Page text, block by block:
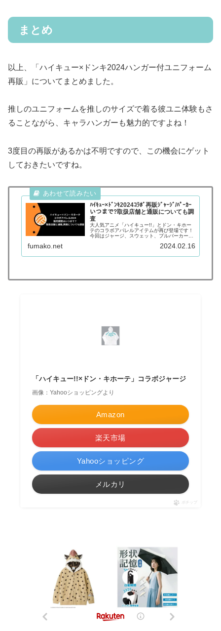
まとめ
以上、「ハイキュー×ドンキ2024ハンガー付ユニフォーム
再販」についてまとめました。
推しのユニフォームを推しのサイズで着る彼ユニ体験もさ
ることながら、キャラハンガーも魅力的ですよね！
3度目の再販があるかは不明ですので、この機会にゲット
しておきたいですね。
ﾊｲｷｭｰ×ﾄﾞﾝｷ2024ｺﾗﾎﾞ再販ｼﾞｬｰｼﾞ/ﾊﾟｰｶｰ
いつまで?取扱店舗と通販についても調
査
大人気アニメ「ハイキュー!!」とドン・キホー
テのコラボアパレルアイテムが再び登場です！
今回はジャージ、スウェット、プルパーカー、
即日完売店舗が続出しているので、今回も争奪
fumako.net 2024.02.16
「ハイキュー!!×ドン・キホーテ」コラボジャージ
画像：Yahooショッピングより
Amazon
楽天市場
Yahooショッピング
メルカリ
ポチップ